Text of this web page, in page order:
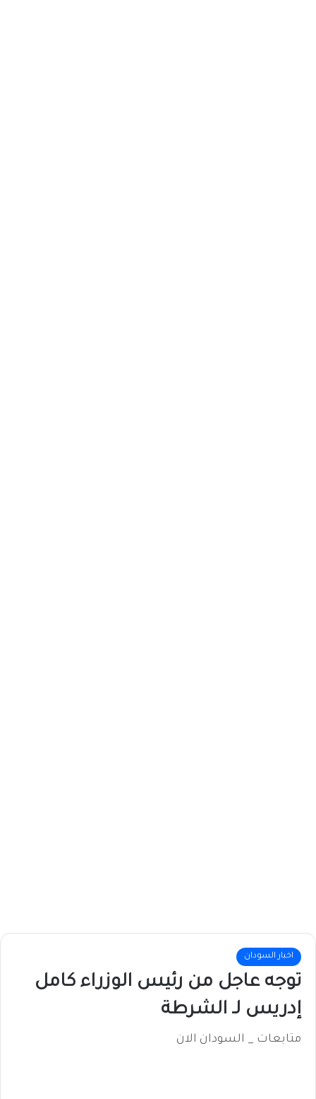
اخبار السودان
توجه عاجل من رئيس الوزراء كامل
إدريس لـ الشرطة
متابعات _ السودان الان